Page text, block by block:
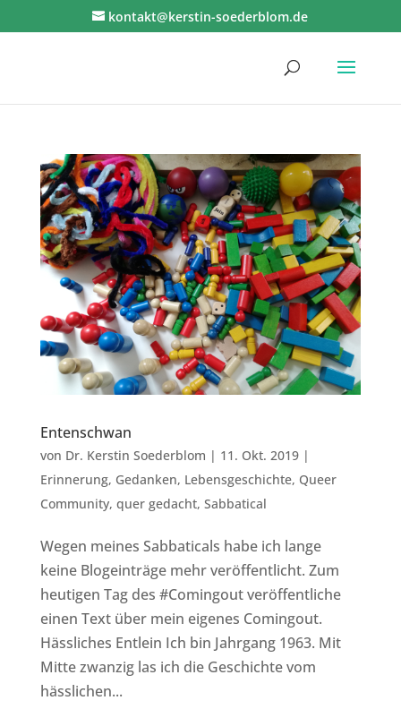
kontakt@kerstin-soederblom.de
Entenschwan
von Dr. Kerstin Soederblom | 11. Okt. 2019|
Erinnerung, Gedanken, Lebensgeschichte, Queer
Community, quer gedacht, Sabbatical
Wegen meines Sabbaticals habe ich lange
keine Blogeinträge mehr veröffentlicht. Zum
heutigen Tag des #Comingout veröffentliche
einen Text über mein eigenes Comingout.
Hässliches Entlein Ich bin Jahrgang 1963. Mit
Mitte zwanzig las ich die Geschichte vom
hässlichen...